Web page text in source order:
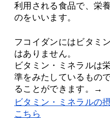
利用される食品で、栄
のをいいます。
フコイダンにはビタミ
はありません。
ビタミン・ミネラルは
準をみたしているもの
ることができます。→
ビタミン・ミネラルの
こちら